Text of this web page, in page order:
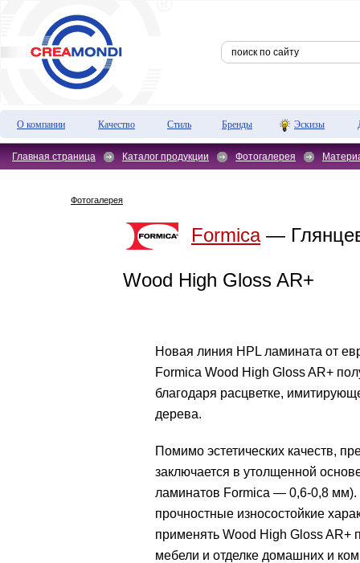
О компании Качество Стиль Бренды Эскизы
Главная страница Каталог продукции Фотогалерея
Фотогалерея
Formica—
Wood High Gloss AR+
Новая линия HPL ламината от
Formica Wood High Gloss AR+
благодаря расцветке,
дерева.
Помимо эстетических качеств,
заключается в утолщенной
ламинатов Formica — 0,6-0,8 мм).
прочностные износостойкие
применять Wood High Gloss AR+
мебели и отделке домашних и